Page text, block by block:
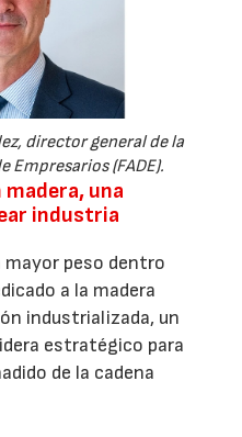
director general de la
Empresarios (FADE).
una
industria
mayor peso dentro
a la madera
industrializada, un
estratégico para
de la cadena